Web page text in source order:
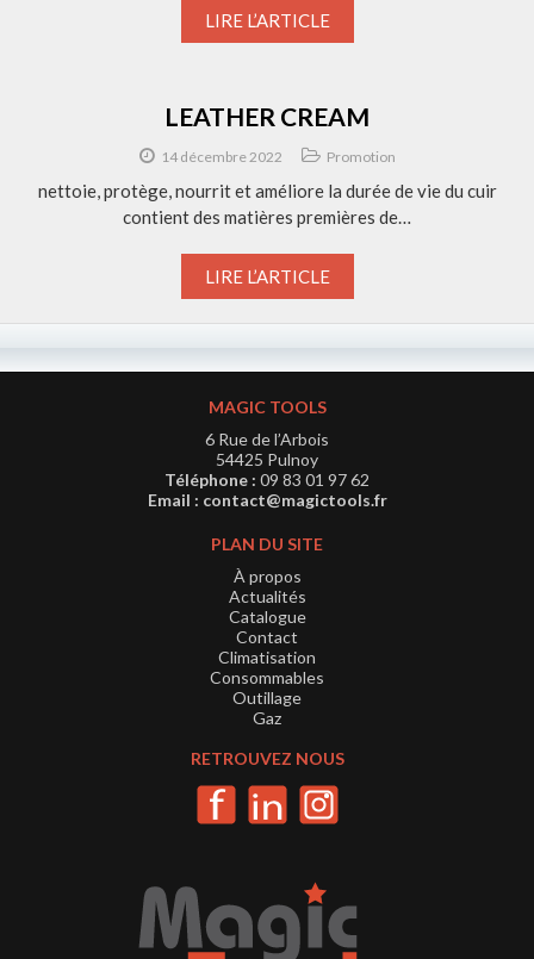
LIRE L’ARTICLE
LEATHER CREAM
14 décembre 2022 Promotion
nettoie, protège, nourrit et améliore la durée de vie du cuir
contient des matières premières de…
LIRE L’ARTICLE
MAGIC TOOLS
6 Rue de l’Arbois
54425 Pulnoy
Téléphone : 09 83 01 97 62
Email : contact@magictools.fr
PLAN DU SITE
À propos
Actualités
Catalogue
Contact
Climatisation
Consommables
Outillage
Gaz
RETROUVEZ NOUS